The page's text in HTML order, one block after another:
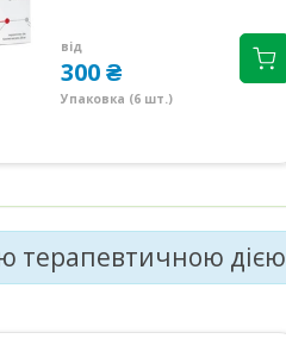
від
300 ₴
Упаковка (6 шт.)
терапевтичною дією